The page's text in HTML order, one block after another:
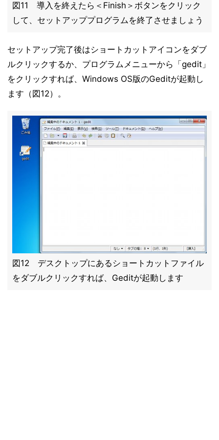
図11 導入を終えたら＜Finish＞ボタンをクリック
して、セットアッププログラムを終了させましょう
セットアップ完了後はショートカットアイコンをダブ
ルクリックするか、プログラムメニューから「gedit」
をクリックすれば、Windows OS版のGeditが起動し
ます（図12）。
図12 デスクトップにあるショートカットファイル
をダブルクリックすれば、Geditが起動します